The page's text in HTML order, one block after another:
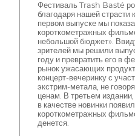
Фестиваль Trash Basté
благодаря нашей
первом выпуске мы
короткометражных
небольшой бюджет».
зрителей мы решили
году и превратить его в
рынок ужасающих
концерт-вечеринку с
экстрим-метала, не
ценам. В третьем
в качестве новинки
короткометражных
денется.